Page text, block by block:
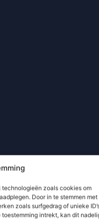
zoals cookies om
Door in te stemmen met
zoals surfgedrag of unieke
intrekt, kan dit